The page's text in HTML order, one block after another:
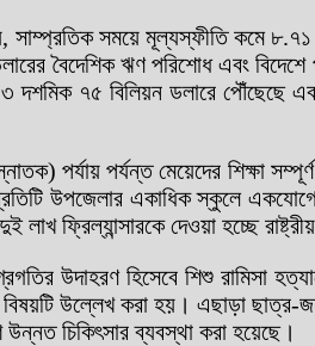
সাম্প্রতিক সময়ে মূল্যস্ফীতি কমে
বৈদেশিক ঋণ পরিশোধ এবং বিদেশে
দশমিক ৭৫ বিলিয়ন ডলারে পৌঁছেছে
পর্যায় পর্যন্ত মেয়েদের শিক্ষা
উপজেলার একাধিক স্কুলে
ফ্রিল্যান্সারকে দেওয়া হচ্ছে
উদাহরণ হিসেবে শিশু রামিসা
উল্লেখ করা হয়। এছাড়া
উন্নত চিকিৎসার ব্যবস্থা করা হয়েছে।